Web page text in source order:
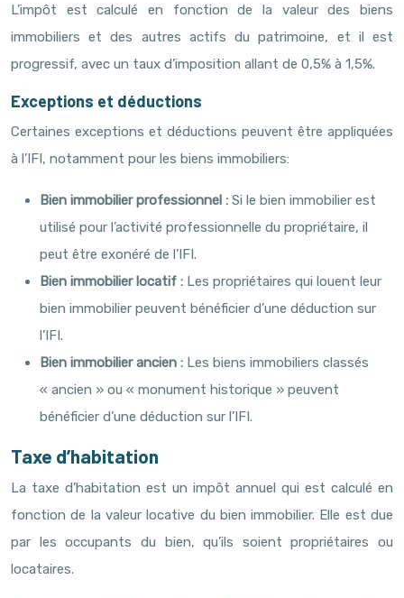
L’impôt est calculé en fonction de la valeur des biens
immobiliers et des autres actifs du patrimoine, et il est
progressif, avec un taux d’imposition allant de 0,5% à 1,5%.
Exceptions et déductions
Certaines exceptions et déductions peuvent être appliquées
à l’IFI, notamment pour les biens immobiliers:
Bien immobilier professionnel : Si le bien immobilier est
utilisé pour l’activité professionnelle du propriétaire, il
peut être exonéré de l’IFI.
Bien immobilier locatif : Les propriétaires qui louent leur
bien immobilier peuvent bénéficier d’une déduction sur
l’IFI.
Bien immobilier ancien : Les biens immobiliers classés
« ancien » ou « monument historique » peuvent
bénéficier d’une déduction sur l’IFI.
Taxe d’habitation
La taxe d’habitation est un impôt annuel qui est calculé en
fonction de la valeur locative du bien immobilier. Elle est due
par les occupants du bien, qu’ils soient propriétaires ou
locataires.